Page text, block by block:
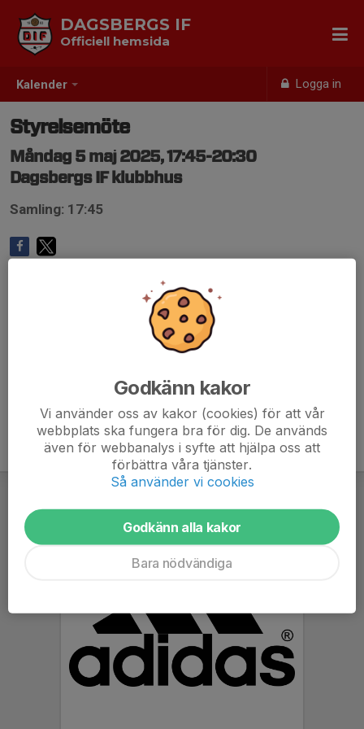
Kalender Logga in
DAGSBERGS IF
Officiell hemsida
Styrelsemöte
Måndag 5 maj 2025, 17:45-20:30
Dagsbergs IF klubbhus
Samling: 17:45
Godkänn kakor
Vi använder oss av kakor (cookies) för att vår
webbplats ska fungera bra för dig. De används
även för webbanalys i syfte att hjälpa oss att
förbättra våra tjänster.
Så använder vi cookies
Godkänn alla kakor
Bara nödvändiga